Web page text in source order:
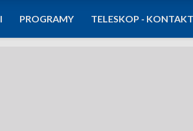
PROGRAMY TELESKOP - KONTAKT